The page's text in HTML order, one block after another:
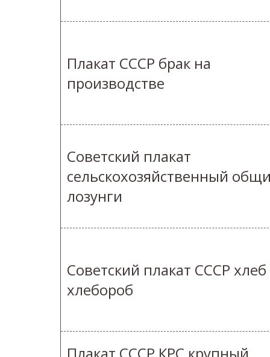
Плакат СССР брак на
производстве
Советский плакат
сельскохозяйственный
лозунги
Советский плакат СССР хлеб
хлебороб